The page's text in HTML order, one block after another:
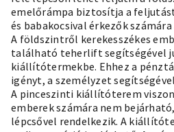
emelőrámpa biztosítja a
és babakocsival érkezők
A földszintről kerekesszékes
található teherlift segítségével
kiállítótermekbe. Ehhez a
igényt, a személyzet
A pinceszinti kiállítóterem
emberek számára nem
lépcsővel rendelkezik. A